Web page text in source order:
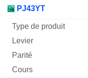
PJ43YT